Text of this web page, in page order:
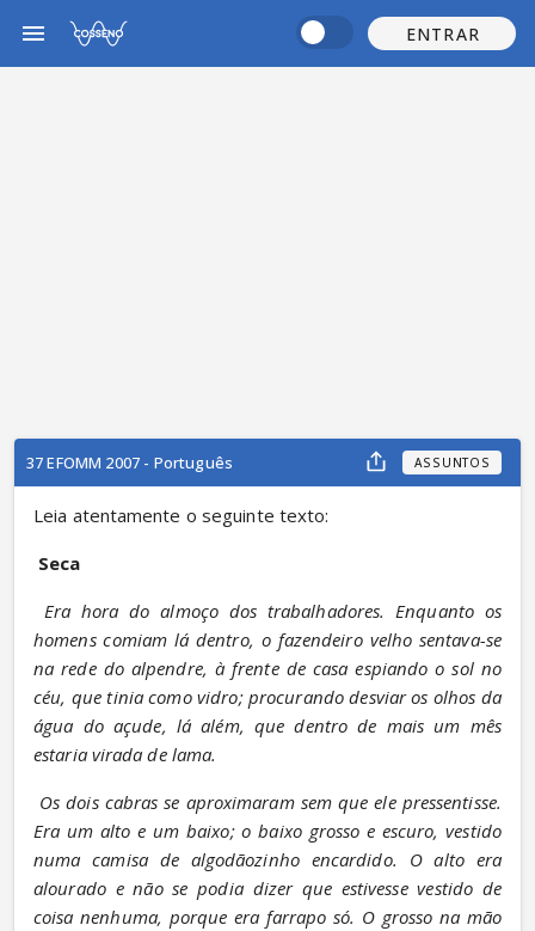
ENTRAR
37 EFOMM 2007 - Português ASSUNTOS
Leia atentamente o seguinte texto:
Seca
Era hora do almoço dos trabalhadores. Enquanto os
homens comiam lá dentro, o fazendeiro velho sentava-se
na rede do alpendre, à frente de casa espiando o sol no
céu, que tinia como vidro; procurando desviar os olhos da
água do açude, lá além, que dentro de mais um mês
estaria virada de lama.
Os dois cabras se aproximaram sem que ele pressentisse.
Era um alto e um baixo; o baixo grosso e escuro, vestido
numa camisa de algodãozinho encardido. O alto era
alourado e não se podia dizer que estivesse vestido de
coisa nenhuma, porque era farrapo só. O grosso na mão